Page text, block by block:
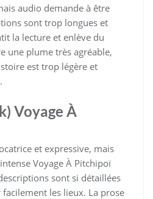
audio demande à être
sont trop longues et
la lecture et enlève du
une plume très agréable,
est trop légère et
Voyage À
et expressive, mais
Voyage À Pitchipoï
sont si détaillées
facilement les lieux. La prose